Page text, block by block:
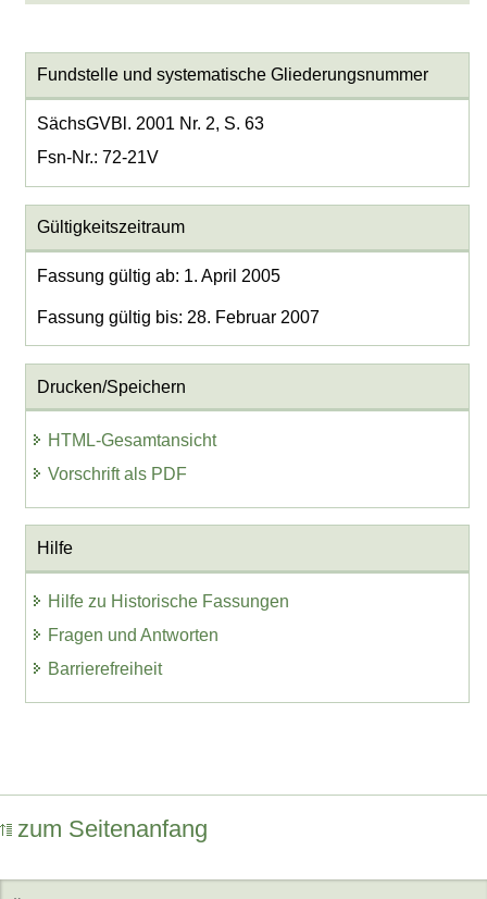
Fundstelle und systematische Gliederungsnummer
SächsGVBl. 2001 Nr. 2, S. 63
Fsn-Nr.: 72-21V
Gültigkeitszeitraum
Fassung gültig ab: 1. April 2005
Fassung gültig bis: 28. Februar 2007
Drucken/Speichern
HTML-Gesamtansicht
Vorschrift als PDF
Hilfe
Hilfe zu Historische Fassungen
Fragen und Antworten
Barrierefreiheit
zum Seitenanfang